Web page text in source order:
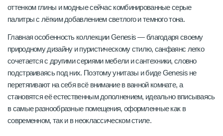
оттенком глины и модные сейчас комбинированные серые
палитры с лёгким добавлением светлого и темного тона.
Главная особенность коллекции Genesis — благодаря своему
природному дизайну и пуристическому стилю, санфаянс легко
сочетается с другими сериями мебели и сантехники, словно
подстраиваясь под них. Поэтому унитазы и биде Genesis не
перетягивают на себя всё внимание в ванной комнате, а
становятся её естественным дополнением, идеально вписываясь
в самые разнообразные помещения, оформленные как в
современном, так и в неоклассическом стиле.